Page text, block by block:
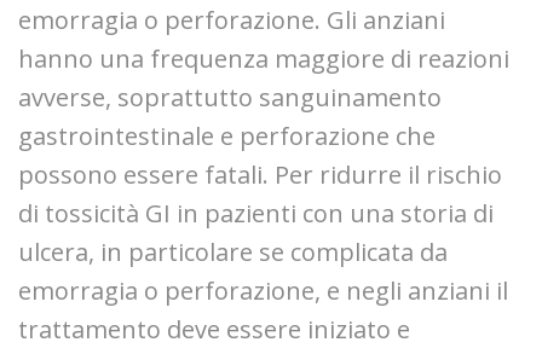
emorragia o perforazione. Gli anziani
hanno una frequenza maggiore di reazioni
avverse, soprattutto sanguinamento
gastrointestinale e perforazione che
possono essere fatali. Per ridurre il rischio
di tossicità GI in pazienti con una storia di
ulcera, in particolare se complicata da
emorragia o perforazione, e negli anziani il
trattamento deve essere iniziato e